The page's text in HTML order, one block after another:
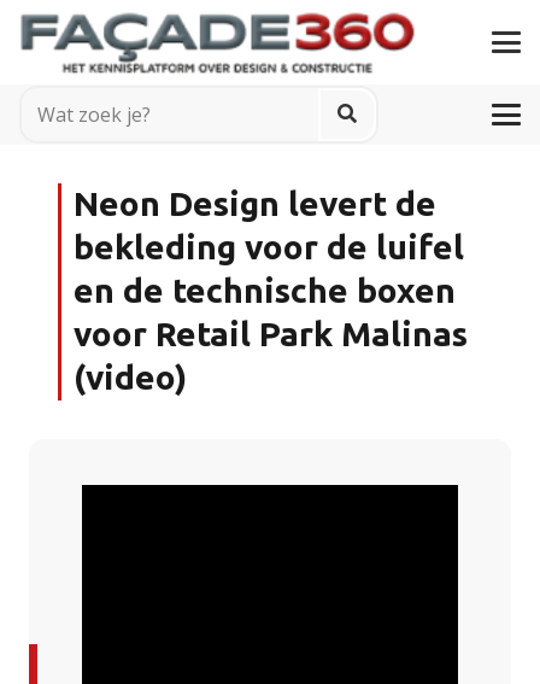
Neon Design levert de
bekleding voor de luifel
en de technische boxen
voor Retail Park Malinas
(video)